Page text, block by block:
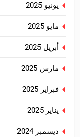
يونيو 2025
مايو 2025
أبريل 2025
مارس 2025
فبراير 2025
يناير 2025
ديسمبر 2024